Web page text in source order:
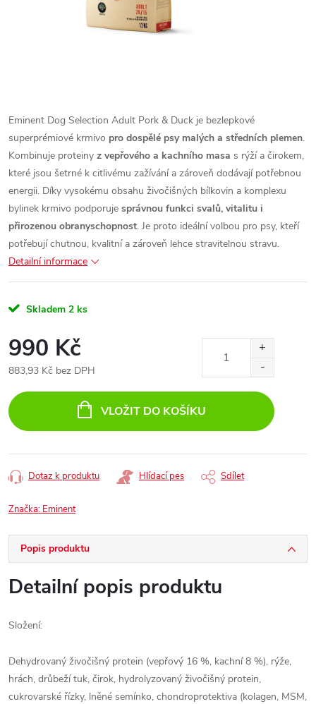
Eminent Dog Selection Adult Pork & Duck je bezlepkové
superprémiové krmivo pro dospělé psy malých a středních plemen.
Kombinuje proteiny z vepřového a kachního masa s rýží a čirokem,
které jsou šetrné k citlivému zažívání a zároveň dodávají potřebnou
energii. Díky vysokému obsahu živočišných bílkovin a komplexu
bylinek krmivo podporuje správnou funkci svalů, vitalitu i
přirozenou obranyschopnost. Je proto ideální volbou pro psy, kteří
potřebují chutnou, kvalitní a zároveň lehce stravitelnou stravu.
Detailní informace
Skladem 2 ks
990 Kč
883,93 Kč bez DPH
cena:
VLOŽIT DO KOŠÍKU
Dotaz k produktu Hlídací pes Sdílet
Značka: Eminent
Popis produktu
Detailní popis produktu
Složení:
Dehydrovaný živočišný protein (vepřový 16 %, kachní 8 %), rýže,
hrách, drůbeží tuk, čirok, hydrolyzovaný živočišný protein,
cukrovarské řízky, lněné semínko, chondroprotektiva (kolagen, MSM,